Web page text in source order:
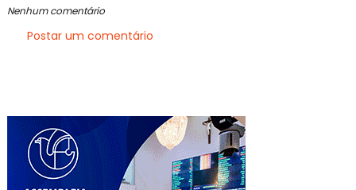
Nenhum comentário
Postar um comentário